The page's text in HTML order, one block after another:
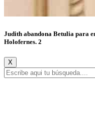
Judith abandona Betulia para
Holofernes. 2
X